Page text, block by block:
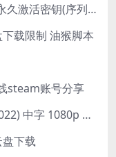
VMware Workstation Pro 16 永久激活密钥(序列号)
载限制 油猴脚本
steam账号分享
史前星球 Prehistoric Planet (2022) 中字 1080p 高清 阿里云盘 2022.5.27已更新全集
下载